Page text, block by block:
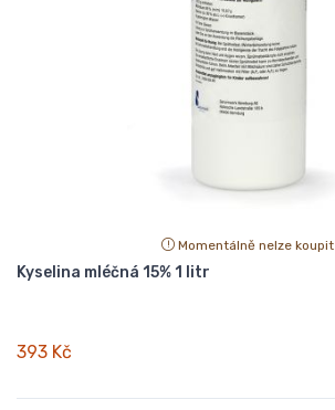
Momentálně nelze koupit
Kyselina mléčná 15% 1 litr
393 Kč